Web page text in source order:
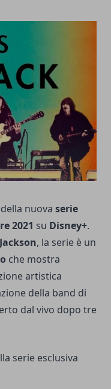
nuova serie
2021 su Disney+.
, la serie è un
che mostra
artistica
della band di
dal vivo dopo tre
serie esclusiva